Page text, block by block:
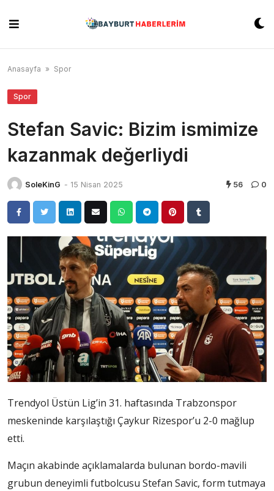
content
Anasayfa » Spor
Spor
Stefan Savic: Bizim ismimize
kazanmak değerliydi
SoleKinG - 15 Nisan 2025 56 0
Trendyol Üstün Lig’in 31. haftasında Trabzonspor
meskeninde karşılaştığı Çaykur Rizespor’u 2-0 mağlup
etti.
Maçın akabinde açıklamalarda bulunan bordo-mavili
grubun deneyimli futbolcusu Stefan Savic, form tutmaya